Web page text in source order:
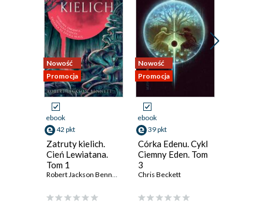
Nowość
Promocja
ebook
42 pkt
Zatruty kielich.
Cień Lewiatana.
Tom 1
Robert Jackson Bennett
Nowość
Promocja
ebook
39 pkt
Córka Edenu. Cykl
Ciemny Eden. Tom
3
Chris Beckett